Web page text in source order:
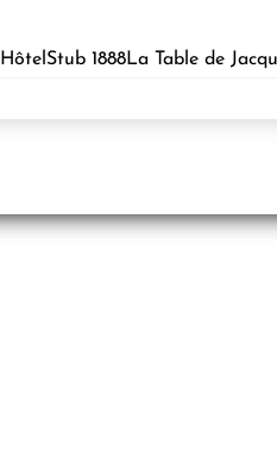
Hôtel Stub 1888La Table de